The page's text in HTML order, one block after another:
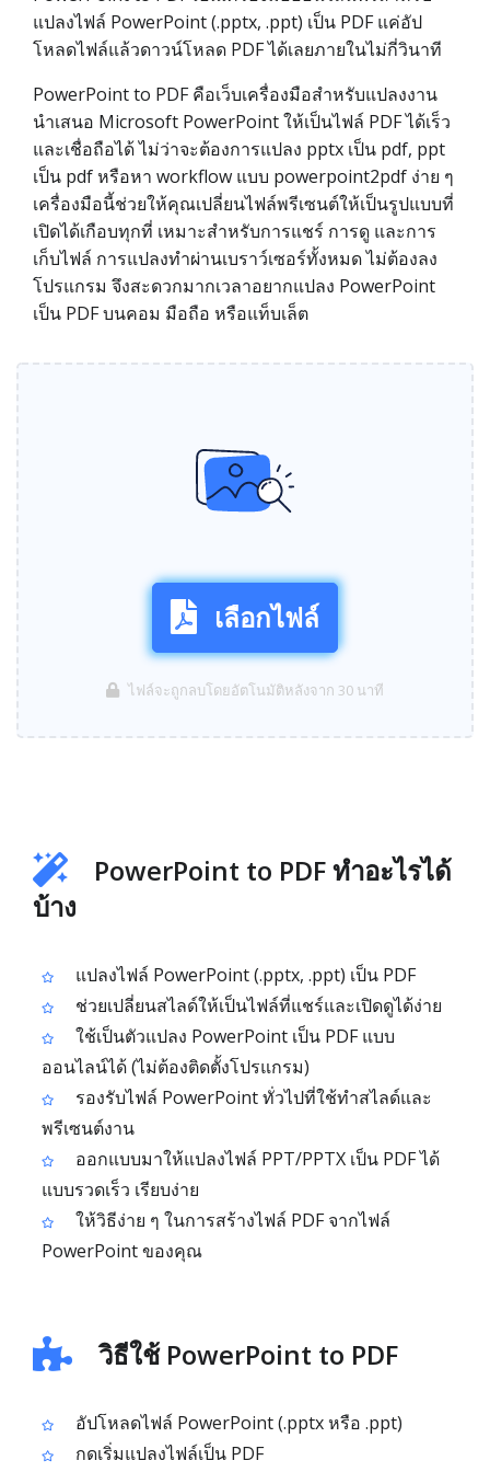
แปลงไฟล์ PowerPoint (.pptx, .ppt) เป็น PDF แค่อัป
โหลดไฟล์แล้วดาวน์โหลด PDF ได้เลยภายในไม่กี่วินาที
PowerPoint to PDF คือเว็บเครื่องมือสำหรับแปลงงาน
นำเสนอ Microsoft PowerPoint ให้เป็นไฟล์ PDF ได้เร็ว
และเชื่อถือได้ ไม่ว่าจะต้องการแปลง pptx เป็น pdf, ppt
เป็น pdf หรือหา workflow แบบ powerpoint2pdf ง่าย ๆ
เครื่องมือนี้ช่วยให้คุณเปลี่ยนไฟล์พรีเซนต์ให้เป็นรูปแบบที่
เปิดได้เกือบทุกที่ เหมาะสำหรับการแชร์ การดู และการ
เก็บไฟล์ การแปลงทำผ่านเบราว์เซอร์ทั้งหมด ไม่ต้องลง
โปรแกรม จึงสะดวกมากเวลาอยากแปลง PowerPoint
เป็น PDF บนคอม มือถือ หรือแท็บเล็ต
เลือกไฟล์
ไฟล์จะถูกลบโดยอัตโนมัติหลังจาก 30 นาที
PowerPoint to PDF ทำอะไรได้
บ้าง
แปลงไฟล์ PowerPoint (.pptx, .ppt) เป็น PDF
ช่วยเปลี่ยนสไลด์ให้เป็นไฟล์ที่แชร์และเปิดดูได้ง่าย
ใช้เป็นตัวแปลง PowerPoint เป็น PDF แบบ
ออนไลน์ได้ (ไม่ต้องติดตั้งโปรแกรม)
รองรับไฟล์ PowerPoint ทั่วไปที่ใช้ทำสไลด์และ
พรีเซนต์งาน
ออกแบบมาให้แปลงไฟล์ PPT/PPTX เป็น PDF ได้
แบบรวดเร็ว เรียบง่าย
ให้วิธีง่าย ๆ ในการสร้างไฟล์ PDF จากไฟล์
PowerPoint ของคุณ
วิธีใช้ PowerPoint to PDF
อัปโหลดไฟล์ PowerPoint (.pptx หรือ .ppt)
กดเริ่มแปลงไฟล์เป็น PDF